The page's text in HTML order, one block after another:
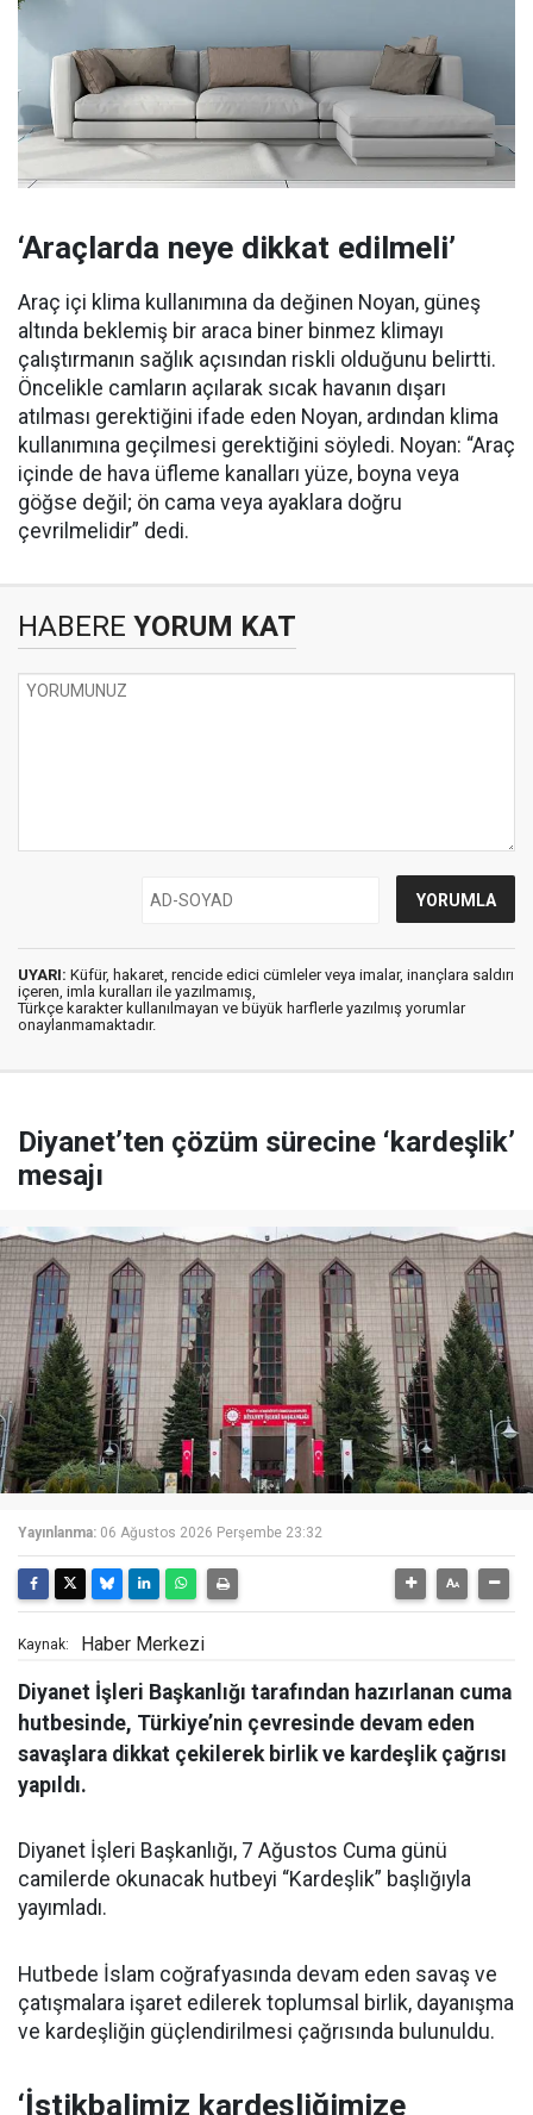
‘Araçlarda neye dikkat edilmeli’
Araç içi klima kullanımına da değinen Noyan, güneş
altında beklemiş bir araca biner binmez klimayı
çalıştırmanın sağlık açısından riskli olduğunu belirtti.
Öncelikle camların açılarak sıcak havanın dışarı
atılması gerektiğini ifade eden Noyan, ardından klima
kullanımına geçilmesi gerektiğini söyledi. Noyan: “Araç
içinde de hava üfleme kanalları yüze, boyna veya
göğse değil; ön cama veya ayaklara doğru
çevrilmelidir” dedi.
HABERE YORUM KAT
UYARI: Küfür, hakaret, rencide edici cümleler veya imalar, inançlara saldırı
içeren, imla kuralları ile yazılmamış,
Türkçe karakter kullanılmayan ve büyük harflerle yazılmış yorumlar
onaylanmamaktadır.
Diyanet’ten çözüm sürecine ‘kardeşlik’
mesajı
Yayınlanma: 06 Ağustos 2026 Perşembe 23:32
Kaynak: Haber Merkezi
Diyanet İşleri Başkanlığı tarafından hazırlanan cuma
hutbesinde, Türkiye’nin çevresinde devam eden
savaşlara dikkat çekilerek birlik ve kardeşlik çağrısı
yapıldı.
Diyanet İşleri Başkanlığı, 7 Ağustos Cuma günü
camilerde okunacak hutbeyi “Kardeşlik” başlığıyla
yayımladı.
Hutbede İslam coğrafyasında devam eden savaş ve
çatışmalara işaret edilerek toplumsal birlik, dayanışma
ve kardeşliğin güçlendirilmesi çağrısında bulunuldu.
‘İstikbalimiz kardeşliğimize